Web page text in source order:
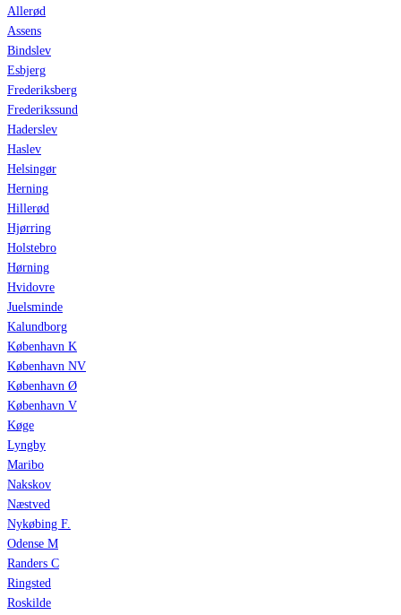
Allerød
Assens
Bindslev
Esbjerg
Frederiksberg
Frederikssund
Haderslev
Haslev
Helsingør
Herning
Hillerød
Hjørring
Holstebro
Hørning
Hvidovre
Juelsminde
Kalundborg
København K
København NV
København Ø
København V
Køge
Lyngby
Maribo
Nakskov
Næstved
Nykøbing F.
Odense M
Randers C
Ringsted
Roskilde